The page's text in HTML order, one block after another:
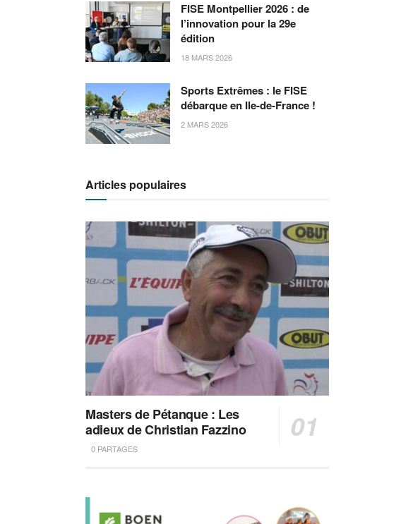
FISE Montpellier 2026 : de
l’innovation pour la 29e
édition
18 MARS 2026
Sports Extrêmes : le FISE
débarque en Ile-de-France !
2 MARS 2026
Articles populaires
Masters de Pétanque : Les
adieux de Christian Fazzino
0 PARTAGES